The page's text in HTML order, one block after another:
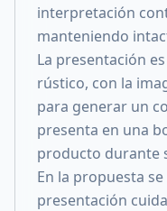
interpretación
manteniendo
La presentación
rústico, con la
para generar un
presenta en una
producto durante
En la propuesta
presentación